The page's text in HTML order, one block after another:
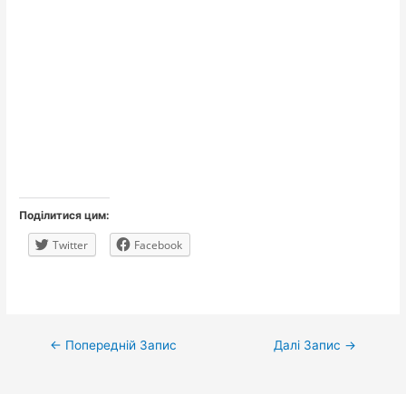
Поділитися цим:
Twitter Facebook
Навігація
← Попередній Запис Далі Запис →